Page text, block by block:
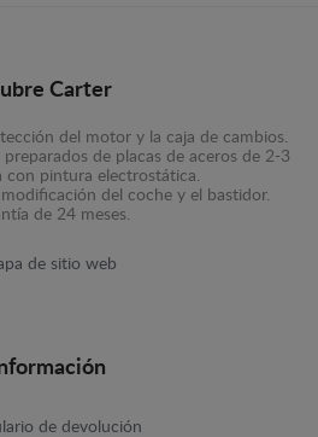
Carter
del motor y la caja de cambios.
de placas de aceros de 2-3
con pintura electrostática.
del coche y el bastidor.
de 24 meses.
de sitio web
de devolución